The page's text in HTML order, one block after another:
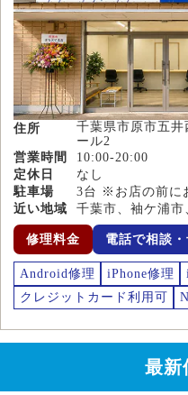
住所
千葉県市原市五
ール2
営業時間
10:00-20:00
定休日
なし
駐車場
3台 ※お店の前に
近い地域
千葉市、袖ケ浦市
修理料金 電話で相談
Android修理 iPhone修理
クレジットカード利用可
最新